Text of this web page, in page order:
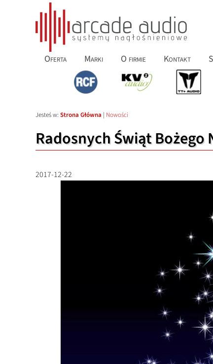
Oferta Marki O firmie Kontakt
Jesteś w: Strona Główna | Nowości
Radosnych Świąt Bożego
2017-12-22